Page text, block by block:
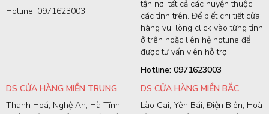
Hotline: 0971623003
tận nơi tất cả các huyện thuộc
các tỉnh trên. Để biết chi tiết cửa
hàng vui lòng click vào từng tỉnh
ở trên hoặc liên hệ hotline để
được tư vấn viên hỗ trợ.
Hotline: 0971623003
DS CỬA HÀNG MIỀN TRUNG
Thanh Hoá, Nghệ An, Hà Tĩnh,
DS CỬA HÀNG MIỀN BẮC
Lào Cai, Yên Bái, Điện Biên, Hoà